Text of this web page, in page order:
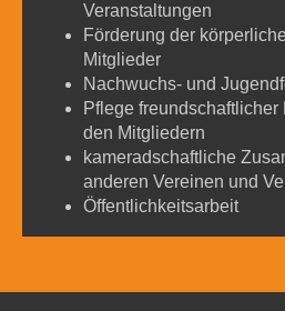
Veranstaltungen
Förderung der
Mitglieder
Nachwuchs- und
Pflege
den Mitgliedern
kameradschaftliche
anderen Vereinen und
Öffentlichkeitsarbeit